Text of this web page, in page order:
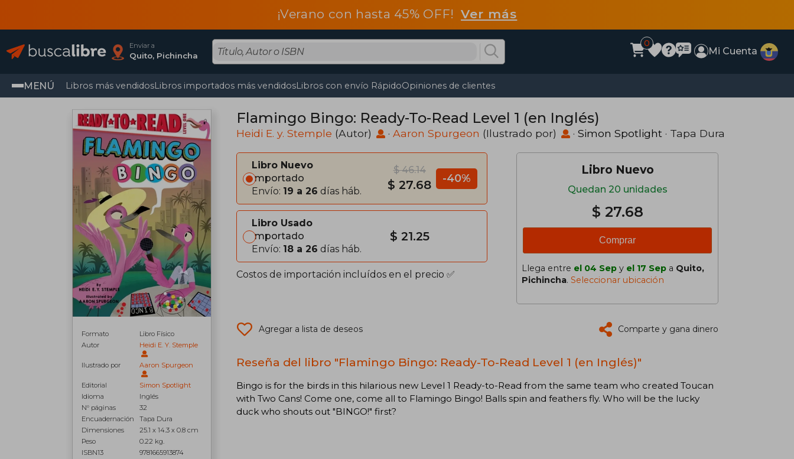
¡Verano con hasta 45% OFF!Ver más
Enviar a
Quito, Pichincha
0
Mi Cuenta
MENÚ Libros más vendidosLibros importados más vendidosLibros con envío RápidoOpiniones de clientes
Formato
Libro Físico
Autor
Heidi E. Y. Stemple
Ilustrado por Aaron Spurgeon
Editorial
Simon Spotlight
Idioma
Inglés
N° páginas
32
Encuadernación
Tapa Dura
Dimensiones
25.1 x 14.3 x 0.8 cm
Peso
0.22 kg.
ISBN13
9781665913874
Flamingo Bingo: Ready-To-Read Level 1 (en Inglés)
Heidi E. y. Stemple (Autor) · Aaron Spurgeon (Ilustrado por) · Simon Spotlight · Tapa Dura
Libro Nuevo
Importado
Envío: 19 a 26 días háb.
$ 46.14
$ 27.68 -40%
Libro Usado
Importado
Envío: 18 a 26 días háb.
$ 21.25
Costos de importación incluídos en el precio ✅
Libro Nuevo
Quedan 20 unidades
$ 27.68
Comprar
Llega entre el 04 Sep y el 17 Sep a Quito,
Pichincha. Seleccionar ubicación
Agregar a lista de deseos Comparte y gana dinero
Reseña del libro "Flamingo Bingo: Ready-To-Read Level 1 (en Inglés)"
Bingo is for the birds in this hilarious new Level 1 Ready-to-Read from the same team who created Toucan
with Two Cans! Come one, come all to Flamingo Bingo! Balls spin and feathers fly. Who will be the lucky
duck who shouts out "BINGO!" first?